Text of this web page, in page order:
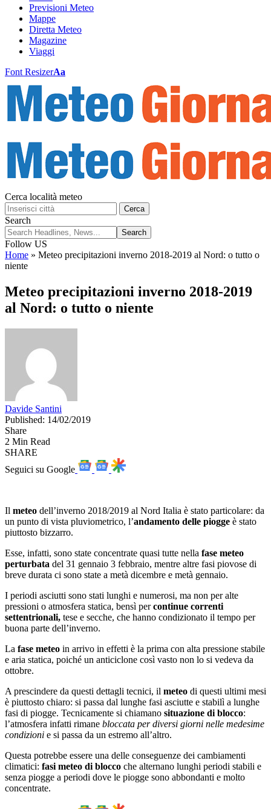
Previsioni Meteo
Mappe
Diretta Meteo
Magazine
Viaggi
Font ResizerAa
Cerca località meteo
Cerca
Search
Follow US
Home » Meteo precipitazioni inverno 2018-2019 al Nord: o tutto o
niente
Meteo precipitazioni inverno 2018-2019
al Nord: o tutto o niente
Davide Santini
Published: 14/02/2019
Share
2 Min Read
SHARE
Seguici su Google
Il meteo dell’inverno 2018/2019 al Nord Italia è stato particolare: da
un punto di vista pluviometrico, l’andamento delle piogge è stato
piuttosto bizzarro.
Esse, infatti, sono state concentrate quasi tutte nella fase meteo
perturbata del 31 gennaio 3 febbraio, mentre altre fasi piovose di
breve durata ci sono state a metà dicembre e metà gennaio.
I periodi asciutti sono stati lunghi e numerosi, ma non per alte
pressioni o atmosfera statica, bensì percontinue correnti
settentrionali, tese e secche, che hanno condizionato il tempo per
buona parte dell’inverno.
La fase meteo in arrivo in effetti è la prima con alta pressione stabile
e aria statica, poiché un anticiclone così vasto non lo si vedeva da
ottobre.
A prescindere da questi dettagli tecnici, il meteo di questi ultimi mesi
è piuttosto chiaro: si passa dal lunghe fasi asciutte e stabilì a lunghe
fasi di piogge. Tecnicamente si chiamano situazione di blocco:
l’atmosfera infatti rimane bloccata per diversi giorni nelle medesime
condizioni e si passa da un estremo all’altro.
Questa potrebbe essere una delle conseguenze dei cambiamenti
climatici: fasi meteo di blocco che alternano lunghi periodi stabili e
senza piogge a periodi dove le piogge sono abbondanti e molto
concentrate.